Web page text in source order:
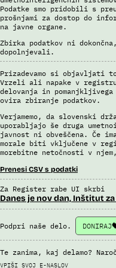
Podatke smo pridobili s
prošnjami za dostop do
na javne organe.
Zbirka podatkov ni
dopolnjevali.
Prizadevamo si objavljati
Vrzeli ali napake v registru
delovanja in
ovira zbiranje podatkov.
Verjamemo, da slovenski
uporabljajo še druga
javnost ni obveščena. Če
morale biti vključene v
morebitne netočnosti v
Prenesi CSV s podatki
Za Register rabe UI skrbi
Danes je nov dan, Inštitut
Podpri naše delo. DONIRAJ
Te zanima, kaj delamo?
VPIŠI SVOJ E-NASLOV